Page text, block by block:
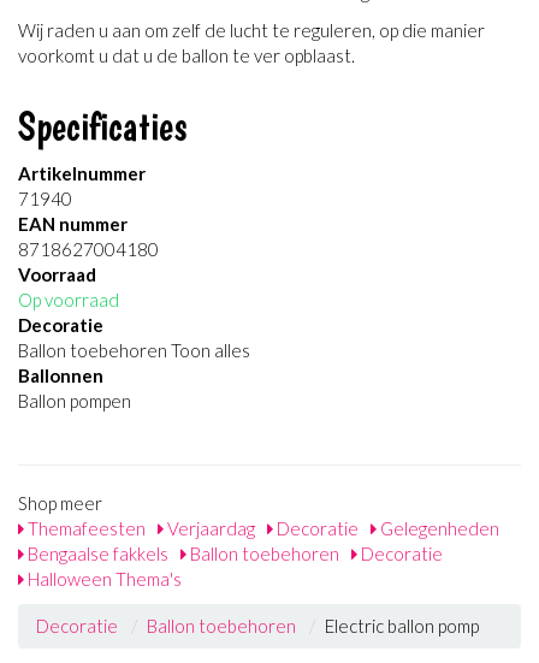
Wij raden u aan om zelf de lucht te reguleren, op die manier
voorkomt u dat u de ballon te ver opblaast.
Specificaties
Artikelnummer
71940
EAN nummer
8718627004180
Voorraad
Op voorraad
Decoratie
Ballon toebehoren Toon alles
Ballonnen
Ballon pompen
Shop meer
Themafeesten
Verjaardag Decoratie
Gelegenheden
Bengaalse fakkels
Ballon toebehoren
Decoratie
Halloween Thema's
Decoratie Ballon toebehoren Electric ballon pomp